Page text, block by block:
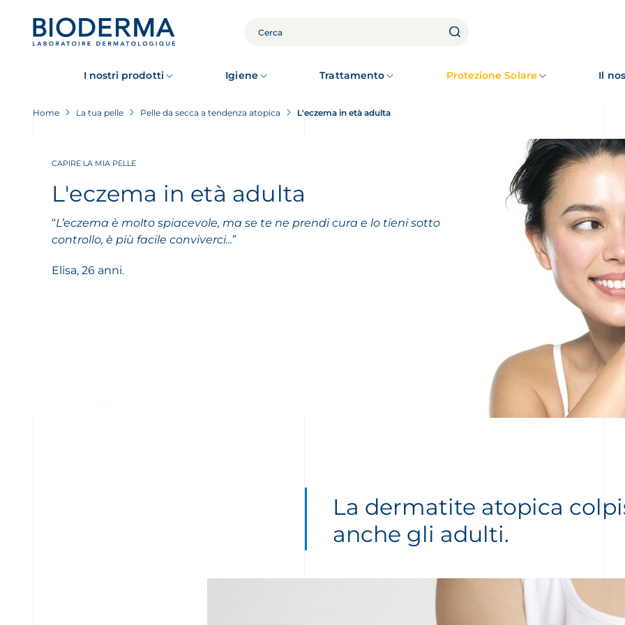
CERCA
I nostri prodotti Igiene Trattamento Protezione Solare Il
Home La tua pelle Pelle da secca a tendenza atopica L'eczema in età adulta
CAPIRE LA MIA PELLE
L'eczema in età adulta
“L’eczema è molto spiacevole, ma se te ne prendi cura e lo tieni sotto
controllo, è più facile conviverci...”
Elisa, 26 anni.
La dermatite atopica
anche gli adulti.